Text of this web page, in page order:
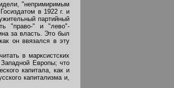
"непримиримым
в 1922 г. и
партийный
"право-" и "лево"-
за власть. Это был
он ввязался в эту
в марксистских
Западной Европы; что
капитала, как и
капитализма и,